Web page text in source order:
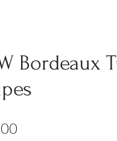
Bordeaux